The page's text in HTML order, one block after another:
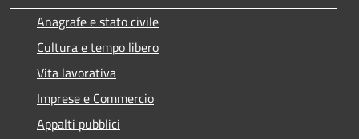
Anagrafe e stato civile
Cultura e tempo libero
Vita lavorativa
Imprese e Commercio
Appalti pubblici